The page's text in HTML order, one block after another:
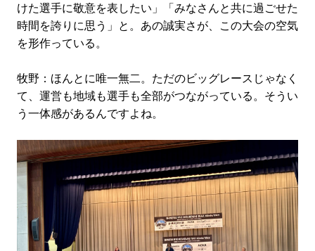
けた選手に敬意を表したい」「みなさんと共に過ごせた
時間を誇りに思う」と。あの誠実さが、この大会の空気
を形作っている。
牧野：ほんとに唯一無二。ただのビッグレースじゃなく
て、運営も地域も選手も全部がつながっている。そうい
う一体感があるんですよね。